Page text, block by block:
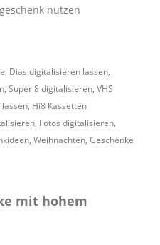
nutzen
, Dias digitalisieren lassen,
, Super 8 digitalisieren, VHS
, Hi8 Kassetten
, Fotos digitalisieren,
, Weihnachten, Geschenke
mit hohem